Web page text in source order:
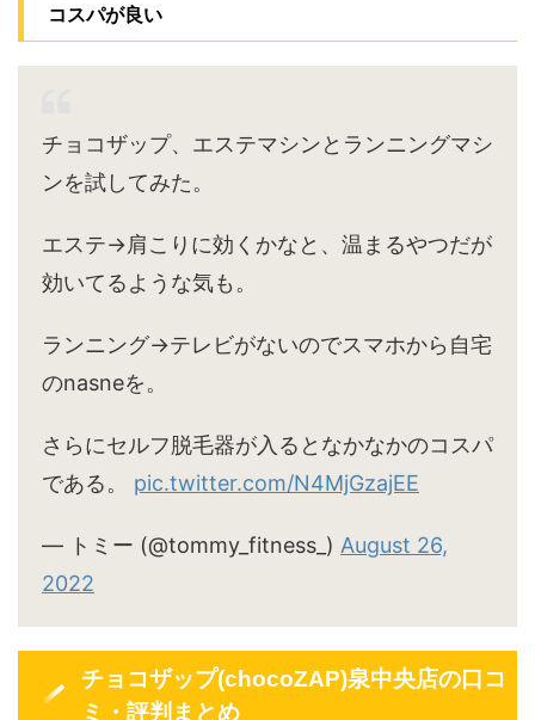
コスパが良い
チョコザップ、エステマシンとランニングマシ
ンを試してみた。
エステ→肩こりに効くかなと、温まるやつだが
効いてるような気も。
ランニング→テレビがないのでスマホから自宅
のnasneを。
さらにセルフ脱毛器が入るとなかなかのコスパ
である。 pic.twitter.com/N4MjGzajEE
— トミー (@tommy_fitness_) August 26,
2022
チョコザップ(chocoZAP)泉中央店の口コ
ミ・評判まとめ